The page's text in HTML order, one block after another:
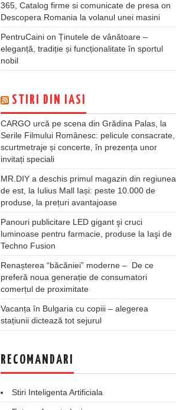
365, Catalog firme si comunicate de presa on
Descopera Romania la volanul unei masini
PentruCaini on Ținutele de vânătoare –
eleganță, tradiție și funcționalitate în sportul
nobil
STIRI DIN IASI
CARGO urcă pe scena din Grădina Palas, la
Serile Filmului Românesc: pelicule consacrate,
scurtmetraje și concerte, în prezența unor
invitați speciali
MR.DIY a deschis primul magazin din regiunea
de est, la Iulius Mall Iași: peste 10.000 de
produse, la prețuri avantajoase
Panouri publicitare LED gigant şi cruci
luminoase pentru farmacie, produse la Iaşi de
Techno Fusion
Renașterea “băcăniei” moderne – De ce
preferă noua generație de consumatori
comerțul de proximitate
Vacanța în Bulgaria cu copiii – alegerea
stațiunii dictează tot sejurul
RECOMANDARI
Stiri Inteligenta Artificiala